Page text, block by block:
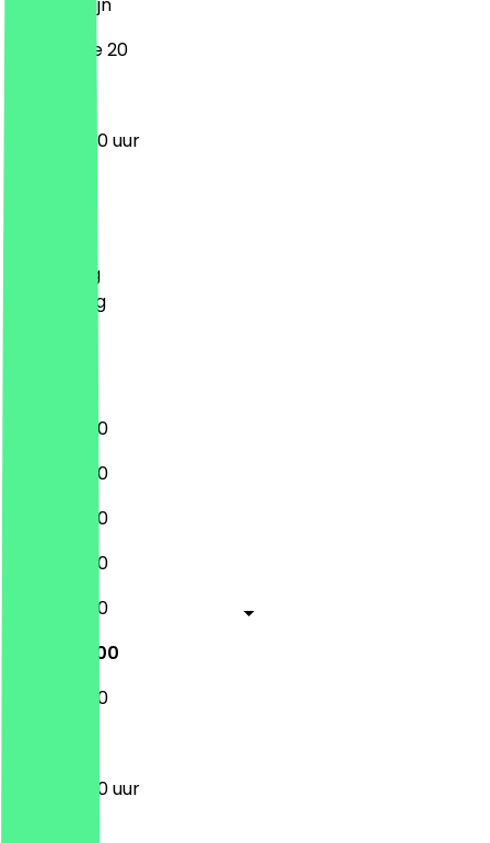
Matenzeile 20
11:00 - 22:00 uur
Woensdag
Donderdag
11:00 - 22:00
11:00 - 22:00
11:00 - 22:00
11:00 - 22:00
11:00 - 22:00
11:00 - 22:00
11:00 - 22:00
11:00 - 22:00 uur